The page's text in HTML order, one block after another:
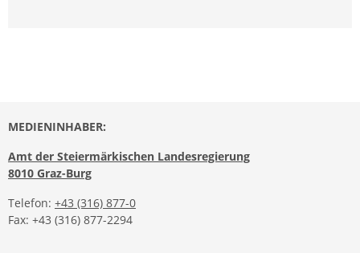
MEDIENINHABER:
Amt der Steiermärkischen Landesregierung
8010 Graz-Burg
Telefon: +43 (316) 877-0
Fax: +43 (316) 877-2294